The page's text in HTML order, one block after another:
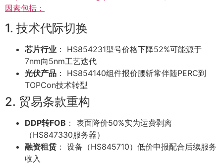
因素包括：
1. 技术代际切换
芯片行业 ： HS854231型号价格下降52%可能源于
7nm向5nm工艺迭代
光伏产品 ： HS854140组件报价腰斩常伴随PERC到
TOPCon技术转型
2. 贸易条款重构
DDP转FOB ： 表面降价50%实为运费剥离
（HS847330服务器）
融资租赁 ： 设备（HS845710）低价申报配合后续服务
收入